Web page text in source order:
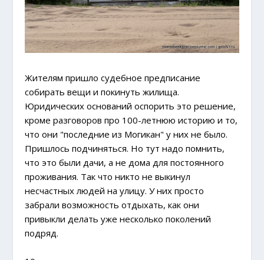
Жителям пришло судебное предписание
собирать вещи и покинуть жилища.
Юридических оснований оспорить это решение,
кроме разговоров про 100-летнюю историю и то,
что они "последние из Могикан" у них не было.
Пришлось подчиняться. Но тут надо помнить,
что это были дачи, а не дома для постоянного
проживания. Так что никто не выкинул
несчастных людей на улицу. У них просто
забрали возможность отдыхать, как они
привыкли делать уже несколько поколений
подряд.